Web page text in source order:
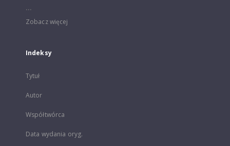
...
Zobacz więcej
Indeksy
Tytuł
Autor
Współtwórca
Data wydania oryg.